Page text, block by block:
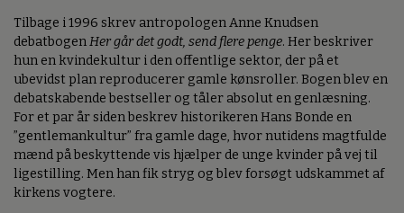
Tilbage i 1996 skrev antropologen Anne Knudsen
debatbogenHer går det godt, send flere penge. Her beskriver
hun en kvindekultur i den offentlige sektor, der på et
ubevidst plan reproducerer gamle kønsroller. Bogen blev en
debatskabende bestseller og tåler absolut en genlæsning.
For et par år siden beskrev historikeren Hans Bonde en
”gentlemankultur” fra gamle dage, hvor nutidens magtfulde
mænd på beskyttende vis hjælper de unge kvinder på vej til
ligestilling. Men han fik stryg og blev forsøgt udskammet af
kirkens vogtere.